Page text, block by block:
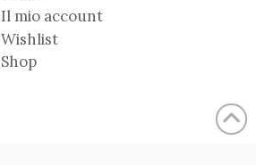
Il mio account
Wishlist
Shop